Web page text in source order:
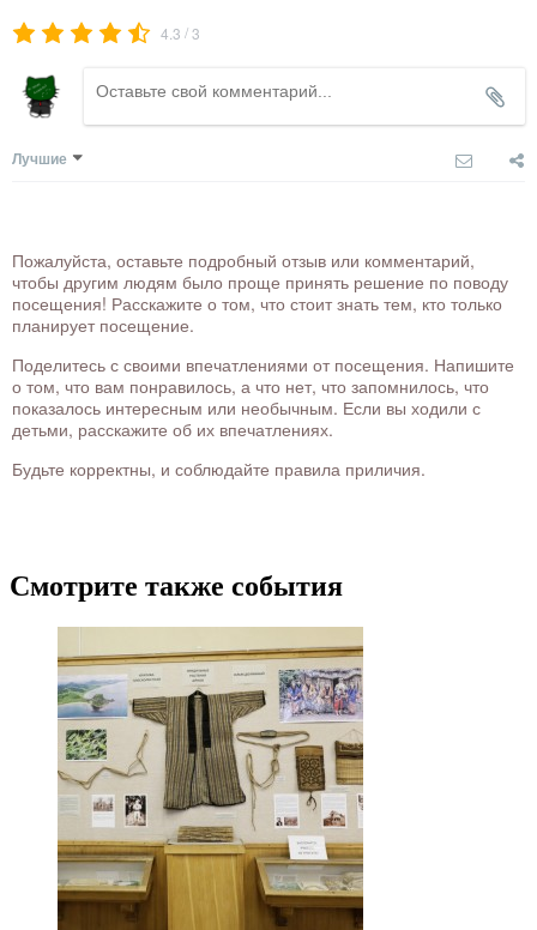
4.3 /3
Лучшие
Пожалуйста, оставьте подробный отзыв или комментарий,
чтобы другим людям было проще принять решение по поводу
посещения! Расскажите о том, что стоит знать тем, кто только
планирует посещение.
Поделитесь с своими впечатлениями от посещения. Напишите
о том, что вам понравилось, а что нет, что запомнилось, что
показалось интересным или необычным. Если вы ходили с
детьми, расскажите об их впечатлениях.
Будьте корректны, и соблюдайте правила приличия.
Смотрите также события